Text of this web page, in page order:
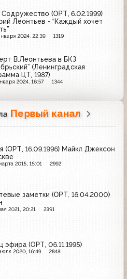
(ОРТ, 6.02.1999)
Леонтьев - “Каждый хочет
2024, 22:39 1319
В.Леонтьева в БКЗ
(Ленинградская
ЦТ, 1987)
2024, 16:57 1344
Первый канал
(ОРТ, 16.09.1996) Майкл Джексон
2015, 15:01 2992
заметки (ОРТ, 16.04.2000)
2021, 20:21 2391
эфира (ОРТ, 06.11.1995)
2020, 16:49 2848